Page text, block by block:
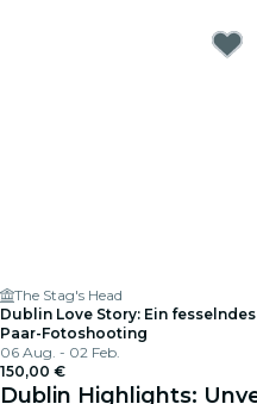
The Stag's Head
Dublin Love Story: Ein fesselndes
Paar-Fotoshooting
06 Aug. - 02 Feb.
150,00 €
Dublin Highlights: